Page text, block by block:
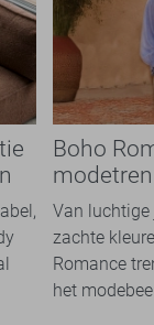
Boho
overal
Van luchtige
zachte
Romance
het